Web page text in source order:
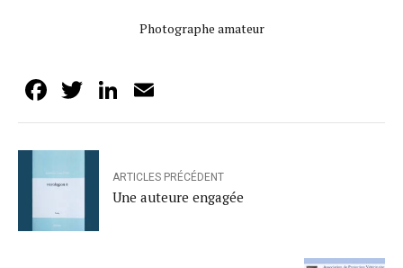
Photographe amateur
Facebook
TwitterLinkedIn
ARTICLES PRÉCÉDENT
Une auteure engagée